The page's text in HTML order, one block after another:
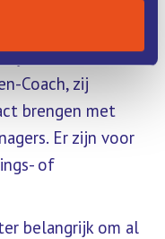
die
uit om contact
Coach, zij
brengen met
Er zijn voor
of
belangrijk om al